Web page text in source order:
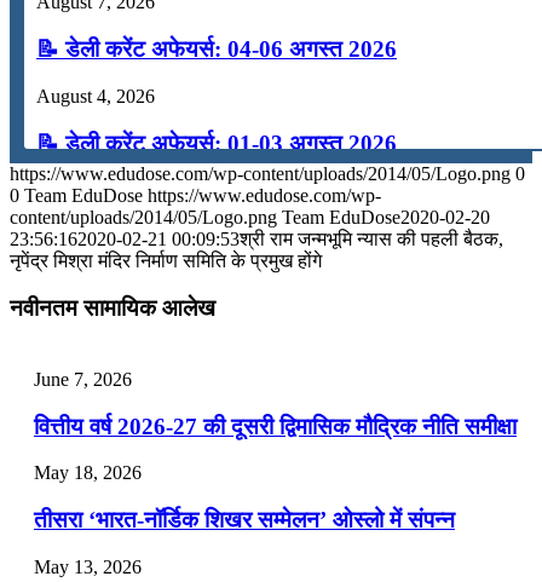
टुडेज जीके
Menu Menu
📝 डेली करेंट अफेयर्स: 04-06 अगस्त 2026
August 4, 2026
📝 डेली करेंट अफेयर्स: 01-03 अगस्त 2026
July 31, 2026
📝 डेली करेंट अफेयर्स: 28-31 जुलाई 2026
July 25, 2026
📝 डेली करेंट अफेयर्स: 22-24 जुलाई 2026
July 22, 2026
📝 डेली करेंट अफेयर्स: 19-21 जुलाई 2026
July 19, 2026
https://www.edudose.com/wp-content/uploads/2014/05/Logo.png 0
0 Team EduDose https://www.edudose.com/wp-
content/uploads/2014/05/Logo.png Team EduDose2020-02-20
23:56:162020-02-21 00:09:53श्री राम जन्‍मभूमि न्‍यास की पहली बैठक,
नृपेंद्र मिश्रा मंदिर निर्माण समिति के प्रमुख होंगे
नवीनतम सामायिक आलेख
June 7, 2026
वित्तीय वर्ष 2026-27 की दूसरी द्विमासिक मौद्रिक नीति समीक्षा
May 18, 2026
तीसरा ‘भारत-नॉर्डिक शिखर सम्मेलन’ ओस्लो में संपन्न
May 13, 2026